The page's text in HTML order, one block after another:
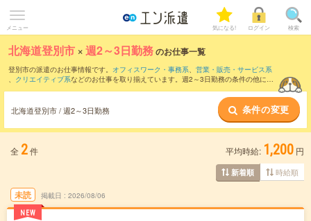
メニュー 気になる! ログイン 検索
北海道登別市 ×週2～3日勤務のお仕事一覧
登別市の派遣のお仕事情報です。 オフィスワーク・事務系、 営業・販売・サービス系
、 クリエイティブ系などのお仕事を取り揃えています。週2～3日勤務の条件の他に、
北海道登別市 / 週2～3日勤務 条件の変更
全 2件 平均時給: 1,200 円
新着順 時給順
未読
NEW
掲載日 2026/08/06